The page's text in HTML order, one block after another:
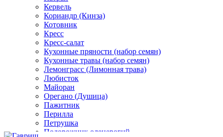
Кервель
Кориандр (Кинза)
Котовник
Кресс
Кресс-салат
Кухонные пряности (набор семян)
Кухонные травы (набор семян)
Лемонграсс (Лимонная трава)
Любисток
Майоран
Орегано (Душица)
Пажитник
Перилла
Петрушка
Подорожник оленерогий